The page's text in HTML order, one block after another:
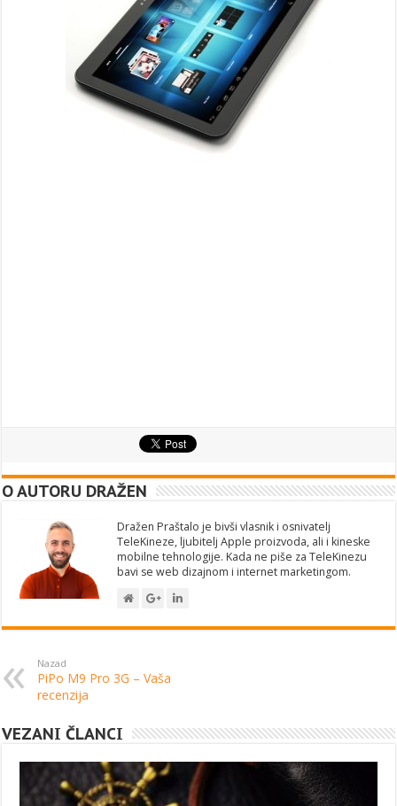
O AUTORU DRAŽEN
Dražen Praštalo je bivši vlasnik i osnivatelj
TeleKineze, ljubitelj Apple proizvoda, ali i kineske
mobilne tehnologije. Kada ne piše za TeleKinezu
bavi se web dizajnom i internet marketingom.
Nazad
PiPo M9 Pro 3G – Vaša
recenzija
VEZANI ČLANCI